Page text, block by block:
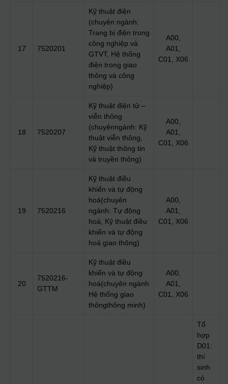
17 7520201
Kỹ thuật điện
(chuyên ngành:
Trang bị điện trong
công nghiệp và
GTVT, Hệ thống
điện trong giao
thông và công
nghiệp)
A00,
A01,
C01, X06
18 7520207
Kỹ thuật điện tử –
viễn thông
(chuyênngành: Kỹ
thuật viễn thông,
Kỹ thuật thông tin
và truyền thông)
A00,
A01,
C01, X06
19 7520216
Kỹ thuật điều
khiển và tự động
hoá(chuyên
ngành: Tự động
hoá, Kỹ thuật điều
khiển và tự động
hoá giao thông)
A00,
A01,
C01, X06
20
7520216-
GTTM
Kỹ thuật điều
khiển và tự động
hoá(chuyên ngành
Hệ thống giao
thôngthông minh)
A00,
A01,
C01, X06
Tổ
hợp
D01:
thí
sinh
có